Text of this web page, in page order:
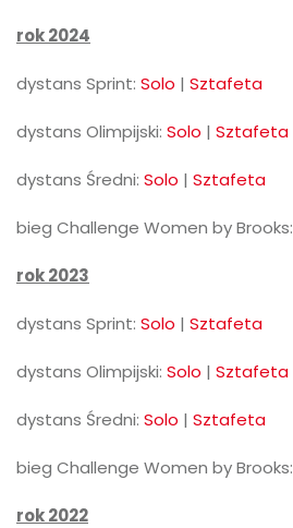
rok 2024
dystans Sprint: Solo | Sztafeta
dystans Olimpijski: Solo | Sztafeta
dystans Średni: Solo | Sztafeta
bieg Challenge Women by Brooks:
rok 2023
dystans Sprint: Solo | Sztafeta
dystans Olimpijski: Solo | Sztafeta
dystans Średni: Solo | Sztafeta
bieg Challenge Women by Brooks:
rok 2022